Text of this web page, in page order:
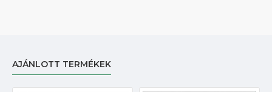
AJÁNLOTT TERMÉKEK